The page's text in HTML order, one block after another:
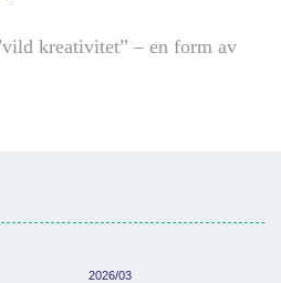
kreativitet” – en form av
2026/03